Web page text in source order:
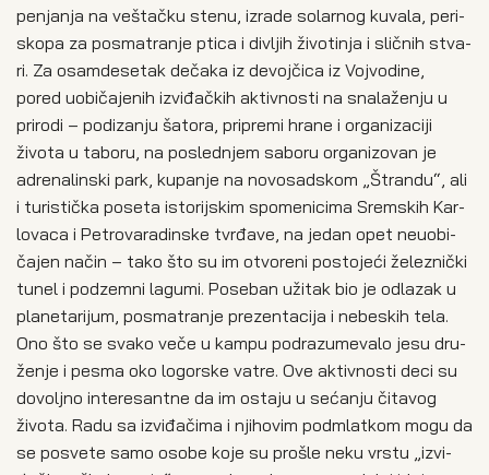
penja­nja na veštač­ku ste­nu, izra­de solar­nog kuva­la, peri­
sko­pa za posma­tra­nje pti­ca i divljih živo­ti­nja i slič­nih stva­
ri. Za osam­de­se­tak deča­ka iz devoj­či­ca iz Voj­vo­di­ne,
pored uobi­ča­je­nih izvi­đač­kih aktiv­no­sti na sna­la­že­nju u
pri­ro­di – podi­za­nju šato­ra, pri­pre­mi hra­ne i orga­ni­za­ci­ji
živo­ta u tabo­ru, na posled­njem sabo­ru orga­ni­zo­van je
adre­na­lin­ski park, kupa­nje na novo­sad­skom „Štran­du“, ali
i turi­stič­ka pose­ta isto­rij­skim spo­me­ni­ci­ma Srem­skih Kar­
lo­va­ca i Petro­va­ra­din­ske tvrđ­ave, na jedan opet neu­o­bi­
ča­jen način – tako što su im otvo­re­ni posto­je­ći žele­znič­ki
tunel i pod­zem­ni lagu­mi. Pose­ban uži­tak bio je odla­zak u
pla­ne­ta­ri­jum, posma­tra­nje pre­zen­ta­ci­ja i nebe­skih tela.
Ono što se sva­ko veče u kam­pu pod­ra­zu­me­va­lo jesu dru­
že­nje i pesma oko logor­ske vatre. Ove aktiv­no­sti deci su
dovolj­no inte­re­sant­ne da im osta­ju u seća­nju čita­vog
živo­ta. Radu sa izvi­đa­či­ma i njiho­vim pod­mlat­kom mogu da
se posve­te samo oso­be koje su pro­šle neku vrstu „izvi­